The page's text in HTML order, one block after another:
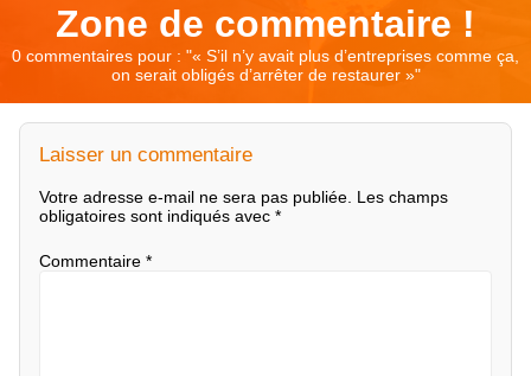
Zone de commentaire !
0 commentaires pour : "« S’il n’y avait plus d’entreprises comme ça,
on serait obligés d’arrêter de restaurer »"
Laisser un commentaire
Votre adresse e-mail ne sera pas publiée. Les champs
obligatoires sont indiqués avec *
Commentaire *